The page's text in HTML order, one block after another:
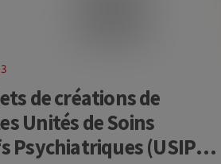
de créations de
Unités de Soins
Psychiatriques (USIP)